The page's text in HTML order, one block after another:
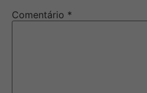
Comentário *